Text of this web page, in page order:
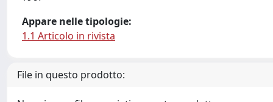
Appare nelle tipologie:
1.1 Articolo in rivista
File in questo prodotto: